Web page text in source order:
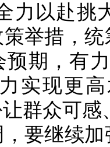
力以赴挑
举措，
预期，有
实现更
群众可
继续加